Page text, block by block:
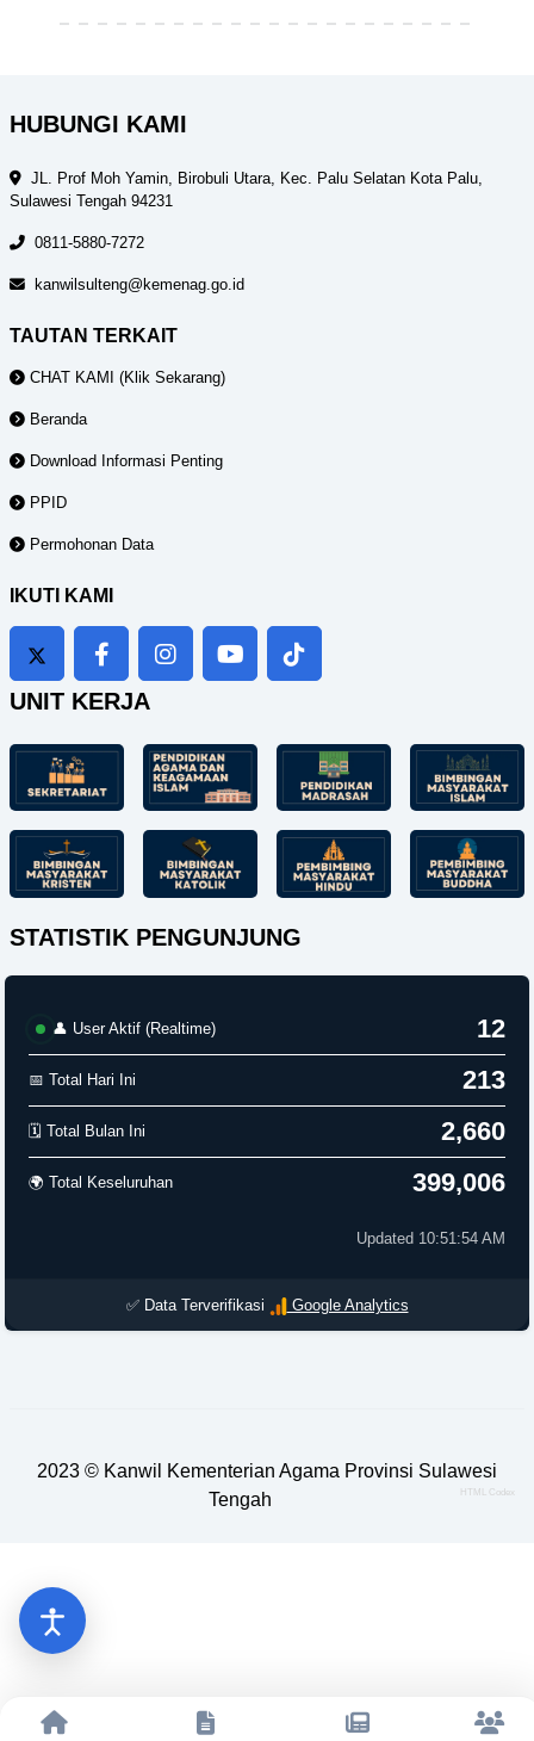
HUBUNGI KAMI
JL. Prof Moh Yamin, Birobuli Utara, Kec. Palu Selatan Kota Palu,
Sulawesi Tengah 94231
0811-5880-7272
kanwilsulteng@kemenag.go.id
TAUTAN TERKAIT
CHAT KAMI (Klik Sekarang)
Beranda
Download Informasi Penting
PPID
Permohonan Data
IKUTI KAMI
UNIT KERJA
STATISTIK PENGUNJUNG
👤 User Aktif (Realtime) 12
📅 Total Hari Ini 213
🗓️ Total Bulan Ini 2,660
🌍 Total Keseluruhan 399,006
Updated 10:51:54 AM
✅ Data Terverifikasi Google Analytics
2023 © Kanwil Kementerian Agama Provinsi Sulawesi
Tengah
HTML Codex